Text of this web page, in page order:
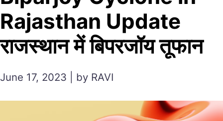
Rajasthan Update
राजस्थान में बिपरजॉय तूफान
June 17, 2023 | by RAVI